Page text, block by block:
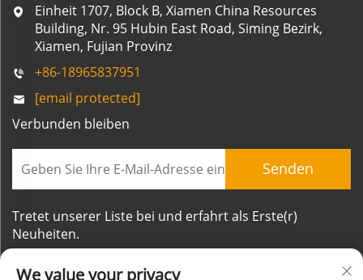
Einheit 1707, Block B, Xiamen China Resources
Building, Nr. 95 Hubin East Road, Siming Bezirk,
Xiamen, Fujian Provinz
+86-18965837951
[email protected]
Verbunden bleiben
Senden
Tretet unserer Liste bei und erfahrt als Erste(r)
Neuheiten.
We value your privacy